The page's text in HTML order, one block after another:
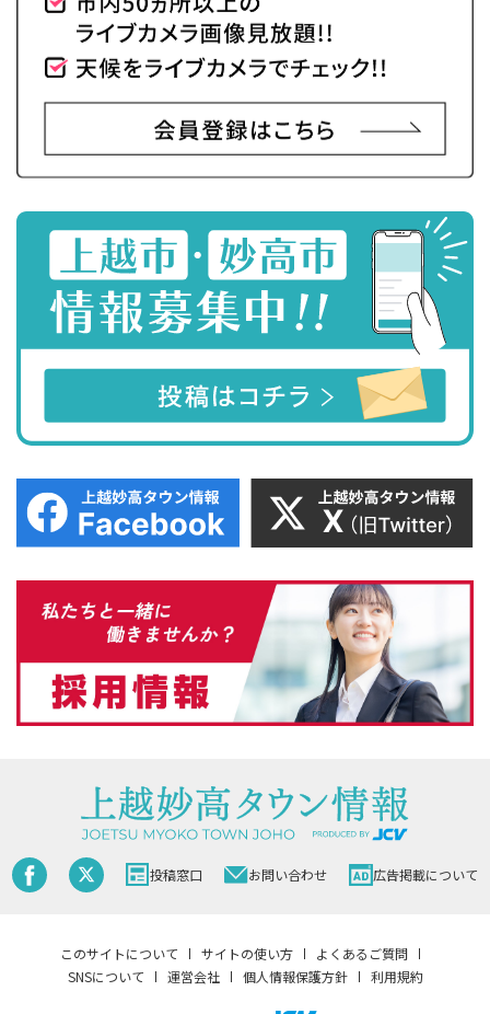
投稿窓口 お問い合わせ 広告掲載について
このサイトについて サイトの使い方
よくあるご質問
SNSについて
運営会社 個人情報保護方針 利用規約